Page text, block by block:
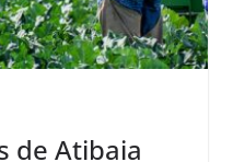
de Atibaia